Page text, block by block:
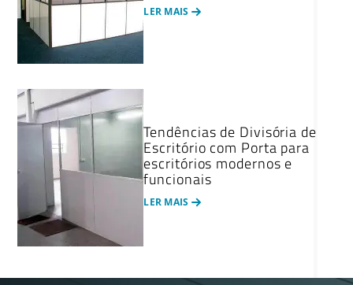
LER MAIS
Tendências de Divisória de
Escritório com Porta para
escritórios modernos e
funcionais
LER MAIS